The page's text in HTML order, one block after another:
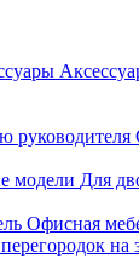
руководителя
модели Для
Офисная
на